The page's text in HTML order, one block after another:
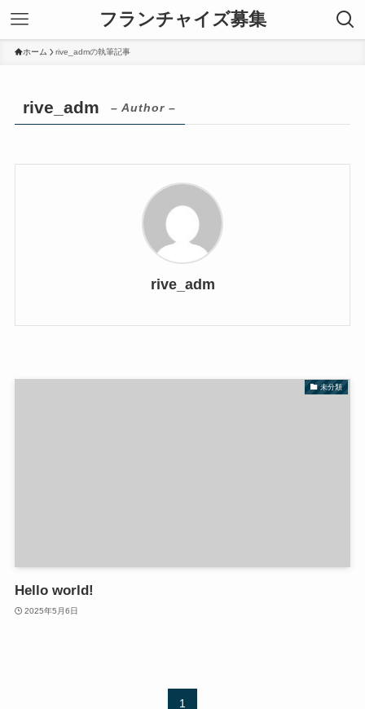
フランチャイズ募集
ホーム rive_admの執筆記事
rive_adm – Author –
rive_adm
未分類
Hello world!
2025年5月6日
1